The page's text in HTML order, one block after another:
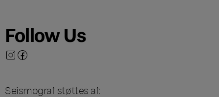
Follow Us
Seismograf støttes af: